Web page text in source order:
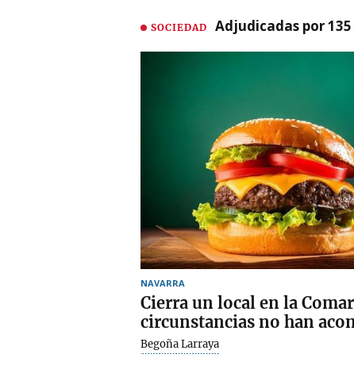
SOCIEDAD Adjudicadas por
NAVARRA
Cierra un local en la
circunstancias no han
Begoña Larraya